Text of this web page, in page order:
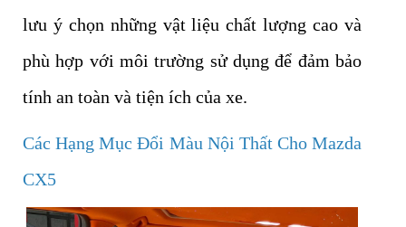
lưu ý chọn những vật liệu chất lượng cao và
phù hợp với môi trường sử dụng để đảm bảo
tính an toàn và tiện ích của xe.
Các Hạng Mục Đổi Màu Nội Thất Cho Mazda
CX5